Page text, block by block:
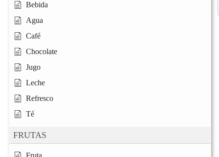
Bebida
Agua
Café
Chocolate
Jugo
Leche
Refresco
Té
FRUTAS
Fruta